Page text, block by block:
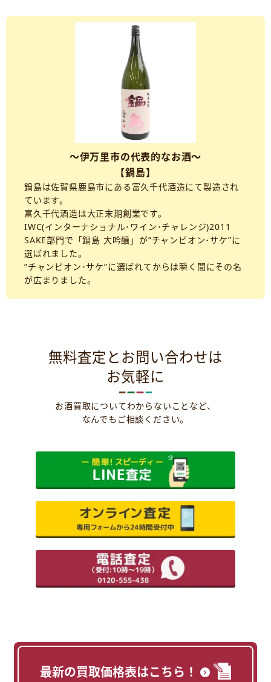
～伊万里市の代表的なお酒～
【鍋島】
鍋島は佐賀県鹿島市にある富久千代酒造にて製造され
ています。
富久千代酒造は大正末期創業です。
IWC(インターナショナル･ワイン･チャレンジ)2011
SAKE部門で「鍋島 大吟醸」が”チャンピオン･サケ”に
選ばれました。
”チャンピオン･サケ”に選ばれてからは瞬く間にその名
が広まりました。
無料査定とお問い合わせは
お気軽に
お酒買取についてわからないことなど、
なんでもご相談ください。
最新の買取価格表はこちら！